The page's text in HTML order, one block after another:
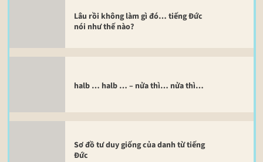
Lâu rồi không làm gì đó… tiếng Đức
nói như thế nào?
halb … halb … – nửa thì… nửa thì…
Sơ đồ tư duy giống của danh từ tiếng
Đức